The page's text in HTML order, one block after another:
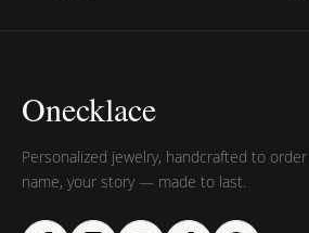
Onecklace
Personalized jewelry, handcrafted to
name, your story — made to last.